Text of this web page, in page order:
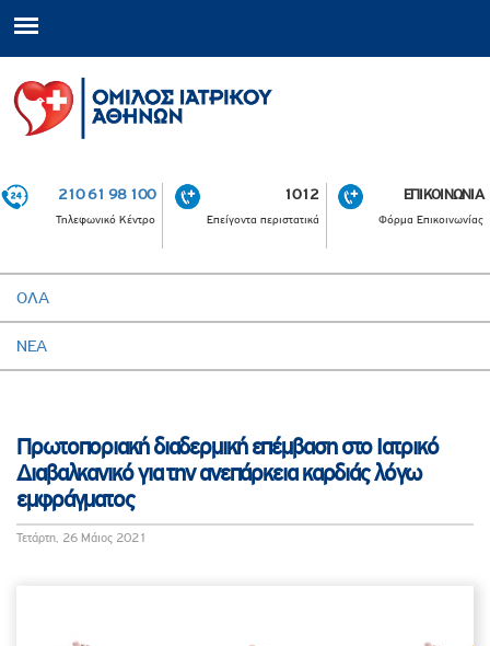
210 61 98 100
Τηλεφωνικό Κέντρο
1012
Επείγοντα περιστατικά
ΕΠΙΚΟΙΝΩΝΙΑ
Φόρμα Επικοινωνίας
ΟΛΑ
ΝΕΑ
Πρωτοποριακή διαδερμική επέμβαση στο Ιατρικό
Διαβαλκανικό για την ανεπάρκεια καρδιάς λόγω
εμφράγματος
Τετάρτη, 26 Μάιος 2021